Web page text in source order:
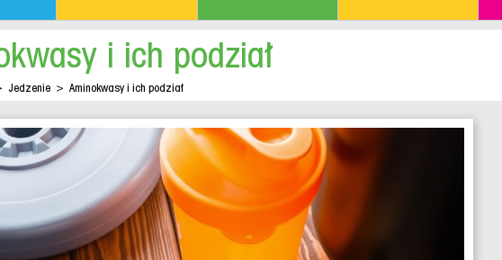
i ich podział
Jedzenie > Aminokwasy i ich podział